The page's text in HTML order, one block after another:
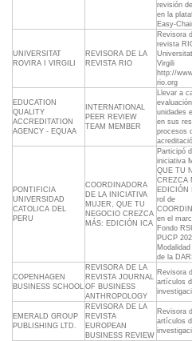
revisión
en la
Easy-
UNIVERSITAT
ROVIRA I VIRGILI
REVISORA DE LA
REVISTA RIO
Revisora
revista
Virgili
http://
rio.org
EDUCATION
QUALITY
ACCREDITATION
AGENCY - EQUAA
INTERNATIONAL
PEER REVIEW
TEAM MEMBER
Llevar a
unidades
en sus
procesos
PONTIFICIA
UNIVERSIDAD
CATOLICA DEL
PERU
COORDINADORA
DE LA INICIATIVA
MUJER, QUE TU
NEGOCIO CREZCA
MÁS: EDICIÓN ICA
Participó
iniciativa
QUE TU
CREZCA
EDICIÓN
rol de
en el
Fondo
PUCP
de la
COPENHAGEN
BUSINESS SCHOOL
REVISORA DE LA
REVISTA JOURNAL
OF BUSINESS
ANTHROPOLOGY
Revisora
artículos
EMERALD GROUP
PUBLISHING LTD.
REVISORA DE LA
REVISTA
EUROPEAN
BUSINESS REVIEW
Revisora
artículos